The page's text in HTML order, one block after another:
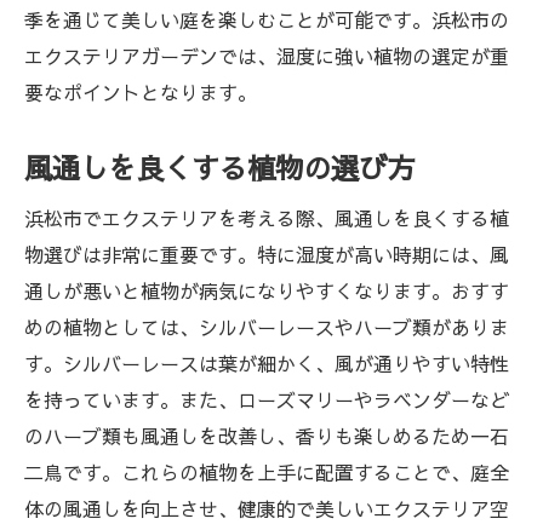
季を通じて美しい庭を楽しむことが可能です。浜松市の
エクステリアガーデンでは、湿度に強い植物の選定が重
要なポイントとなります。
風通しを良くする植物の選び方
浜松市でエクステリアを考える際、風通しを良くする植
物選びは非常に重要です。特に湿度が高い時期には、風
通しが悪いと植物が病気になりやすくなります。おすす
めの植物としては、シルバーレースやハーブ類がありま
す。シルバーレースは葉が細かく、風が通りやすい特性
を持っています。また、ローズマリーやラベンダーなど
のハーブ類も風通しを改善し、香りも楽しめるため一石
二鳥です。これらの植物を上手に配置することで、庭全
体の風通しを向上させ、健康的で美しいエクステリア空